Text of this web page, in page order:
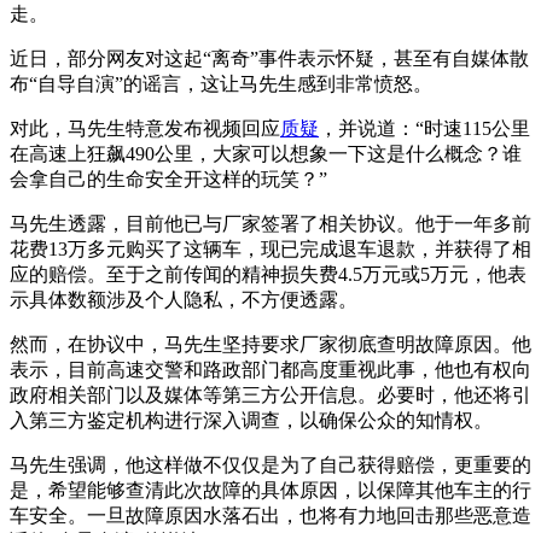
走。
近日，部分网友对这起“离奇”事件表示怀疑，甚至有自媒体散
布“自导自演”的谣言，这让马先生感到非常愤怒。
对此，马先生特意发布视频回应质疑 ，并说道：“时速115公里
在高速上狂飙490公里，大家可以想象一下这是什么概念？谁
会拿自己的生命安全开这样的玩笑？”
马先生透露，目前他已与厂家签署了相关协议。他于一年多前
花费13万多元购买了这辆车，现已完成退车退款，并获得了相
应的赔偿。至于之前传闻的精神损失费4.5万元或5万元，他表
示具体数额涉及个人隐私，不方便透露。
然而，在协议中，马先生坚持要求厂家彻底查明故障原因。他
表示，目前高速交警和路政部门都高度重视此事，他也有权向
政府相关部门以及媒体等第三方公开信息。必要时，他还将引
入第三方鉴定机构进行深入调查，以确保公众的知情权。
马先生强调，他这样做不仅仅是为了自己获得赔偿，更重要的
是，希望能够查清此次故障的具体原因，以保障其他车主的行
车安全。一旦故障原因水落石出，也将有力地回击那些恶意造